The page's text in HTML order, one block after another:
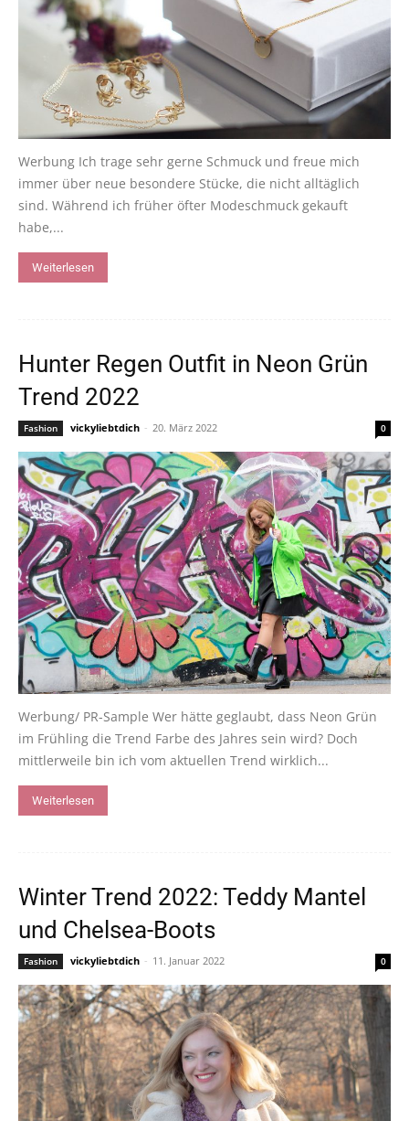
Werbung Ich trage sehr gerne Schmuck und freue mich
immer über neue besondere Stücke, die nicht alltäglich
sind. Während ich früher öfter Modeschmuck gekauft
habe,...
Weiterlesen
Hunter Regen Outfit in Neon Grün
Trend 2022
Fashion vickyliebtdich - 20. März 2022 0
Werbung/ PR-Sample Wer hätte geglaubt, dass Neon Grün
im Frühling die Trend Farbe des Jahres sein wird? Doch
mittlerweile bin ich vom aktuellen Trend wirklich...
Weiterlesen
Winter Trend 2022: Teddy Mantel
und Chelsea-Boots
Fashion vickyliebtdich - 11. Januar 2022 0